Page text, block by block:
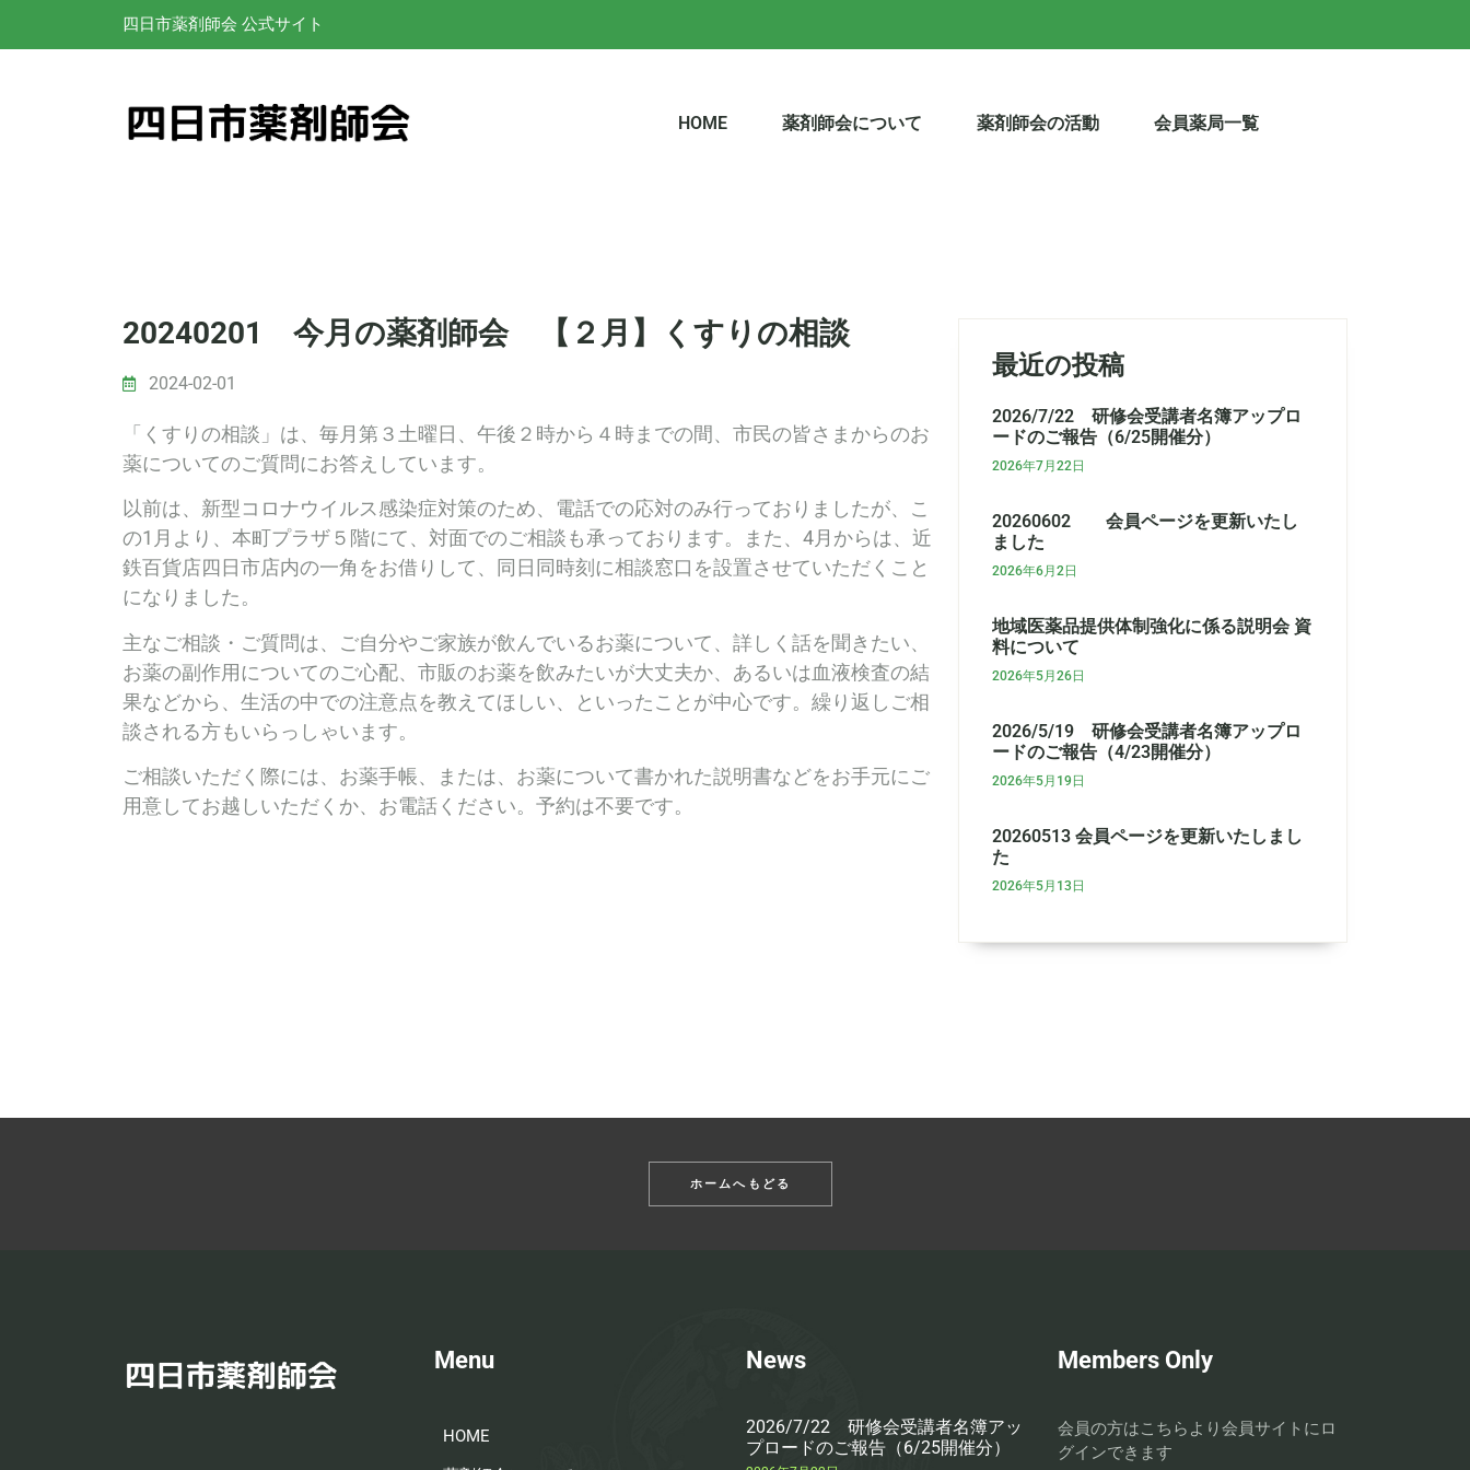
四日市薬剤師会 公式サイト
HOME 薬剤師会について 薬剤師会の活動 会員薬局一覧
20240201 今月の薬剤師会 【２月】くすりの相談
2024-02-01
「くすりの相談」は、毎月第３土曜日、午後２時から４時までの間、市民の皆さまからのお
薬についてのご質問にお答えしています。
以前は、新型コロナウイルス感染症対策のため、電話での応対のみ行っておりましたが、こ
の1月より、本町プラザ５階にて、対面でのご相談も承っております。また、4月からは、近
鉄百貨店四日市店内の一角をお借りして、同日同時刻に相談窓口を設置させていただくこと
になりました。
主なご相談・ご質問は、ご自分やご家族が飲んでいるお薬について、詳しく話を聞きたい、
お薬の副作用についてのご心配、市販のお薬を飲みたいが大丈夫か、あるいは血液検査の結
果などから、生活の中での注意点を教えてほしい、といったことが中心です。繰り返しご相
談される方もいらっしゃいます。
ご相談いただく際には、お薬手帳、または、お薬について書かれた説明書などをお手元にご
用意してお越しいただくか、お電話ください。予約は不要です。
最近の投稿
2026/7/22 研修会受講者名簿アップロ
ードのご報告（6/25開催分）
2026年7月22日
20260602 会員ページを更新いたし
ました
2026年6月2日
地域医薬品提供体制強化に係る説明会 資
料について
2026年5月26日
2026/5/19 研修会受講者名簿アップロ
ードのご報告（4/23開催分）
2026年5月19日
20260513 会員ページを更新いたしまし
た
2026年5月13日
ホームへもどる
Menu
HOME
News
2026/7/22 研修会受講者名簿アッ
プロードのご報告（6/25開催分）
Members Only
会員の方はこちらより会員サイトにロ
グインできます